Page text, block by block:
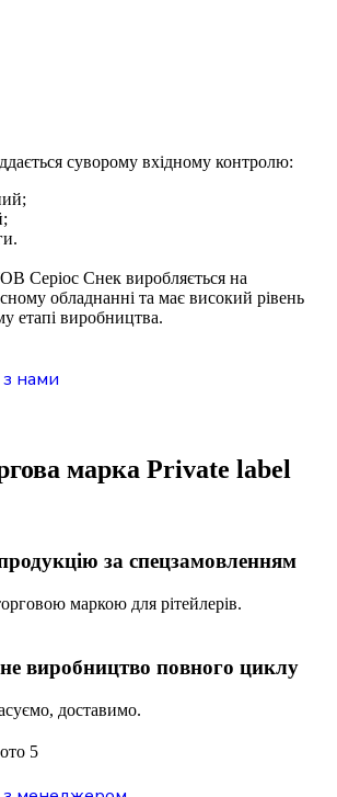
суворому вхідному контролю:
Серіос Снек виробляється на
обладнанні та має високий рівень
етапі виробництва.
з нами
марка Private label
за спецзамовленням
маркою для рітейлерів.
виробництво повного циклу
доставимо.